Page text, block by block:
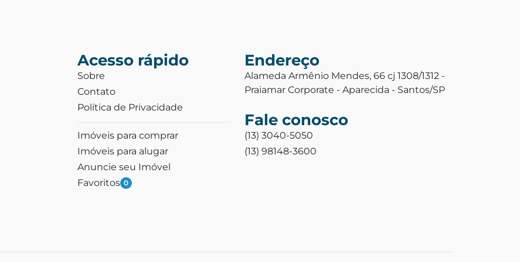
Acesso rápido
Sobre
Contato
Política de Privacidade
Imóveis para comprar
Imóveis para alugar
Anuncie seu Imóvel
Favoritos 0
Endereço
Alameda Armênio Mendes, 66 cj 1308/1312 -
Praiamar Corporate - Aparecida - Santos/SP
Fale conosco
(13) 3040-5050
(13) 98148-3600